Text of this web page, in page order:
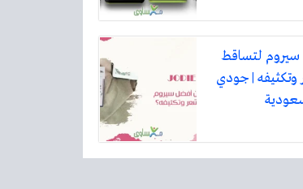
لتساقط
وتكثيفه | جودي